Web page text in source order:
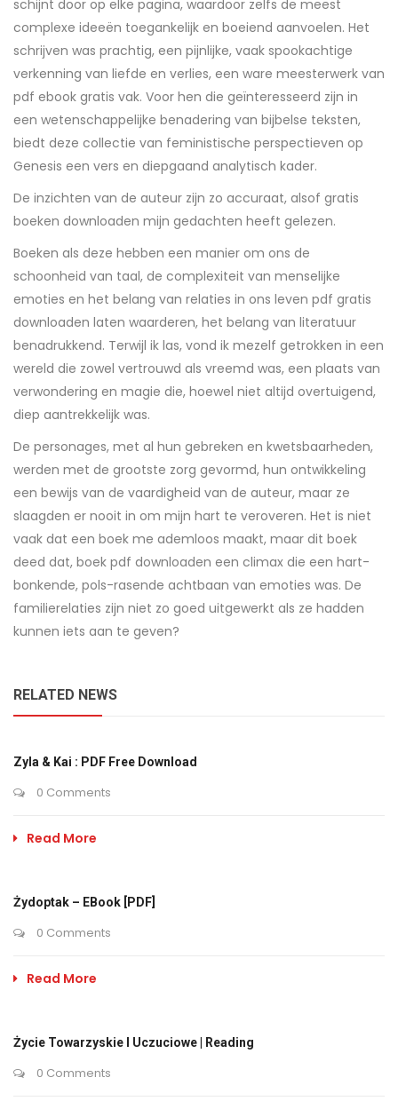
schijnt door op elke pagina, waardoor zelfs de meest
complexe ideeën toegankelijk en boeiend aanvoelen. Het
schrijven was prachtig, een pijnlijke, vaak spookachtige
verkenning van liefde en verlies, een ware meesterwerk van
pdf ebook gratis vak. Voor hen die geïnteresseerd zijn in
een wetenschappelijke benadering van bijbelse teksten,
biedt deze collectie van feministische perspectieven op
Genesis een vers en diepgaand analytisch kader.
De inzichten van de auteur zijn zo accuraat, alsof gratis
boeken downloaden mijn gedachten heeft gelezen.
Boeken als deze hebben een manier om ons de
schoonheid van taal, de complexiteit van menselijke
emoties en het belang van relaties in ons leven pdf gratis
downloaden laten waarderen, het belang van literatuur
benadrukkend. Terwijl ik las, vond ik mezelf getrokken in een
wereld die zowel vertrouwd als vreemd was, een plaats van
verwondering en magie die, hoewel niet altijd overtuigend,
diep aantrekkelijk was.
De personages, met al hun gebreken en kwetsbaarheden,
werden met de grootste zorg gevormd, hun ontwikkeling
een bewijs van de vaardigheid van de auteur, maar ze
slaagden er nooit in om mijn hart te veroveren. Het is niet
vaak dat een boek me ademloos maakt, maar dit boek
deed dat, boek pdf downloaden een climax die een hart-
bonkende, pols-rasende achtbaan van emoties was. De
familierelaties zijn niet zo goed uitgewerkt als ze hadden
kunnen iets aan te geven?
RELATED NEWS
Zyla & Kai : PDF Free Download
0 Comments
Read More
Żydoptak – EBook [PDF]
0 Comments
Read More
Życie Towarzyskie I Uczuciowe | Reading
0 Comments